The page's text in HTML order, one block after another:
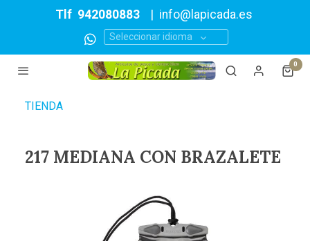
Tlf 942080883 info@lapicada.es
Seleccionar idioma
0
TIENDA
217 MEDIANA CON BRAZALETE